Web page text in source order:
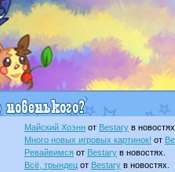
Майский Хоэнн от Bestary в
Много новых игровых картинок! от
Ревайвимся от Bestary в новостях.
Всё, трындец от Bestary в новостях.